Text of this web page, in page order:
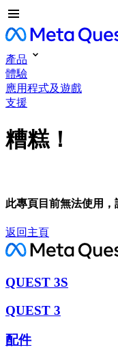
產品
體驗
應用程式及遊戲
支援
糟糕！
此專頁目前無法使用，
返回主頁
QUEST 3S
QUEST 3
配件